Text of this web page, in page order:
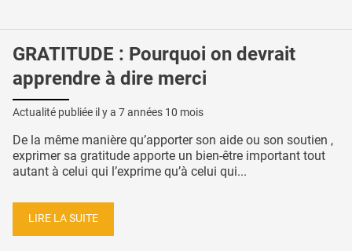
GRATITUDE : Pourquoi on devrait
apprendre à dire merci
Actualité publiée il y a 7 années 10 mois
De la même manière qu’apporter son aide ou son soutien ,
exprimer sa gratitude apporte un bien-être important tout
autant à celui qui l’exprime qu’à celui qui...
LIRE LA SUITE